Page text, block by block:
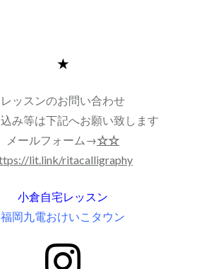
★
レッスンのお問い合わせ
み等は下記へお願い致します
メールフォーム→☆☆
lit.link/ritacalligraphy
小倉自宅レッスン
福岡九電おけいこタウン